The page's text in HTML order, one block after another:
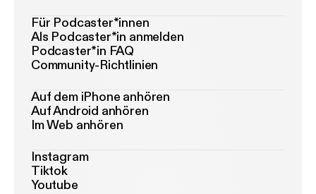
Für Podcaster*innen
Als Podcaster*in anmelden
Podcaster*in FAQ
Community-Richtlinien
Auf dem iPhone anhören
Auf Android anhören
Im Web anhören
Instagram
Tiktok
Youtube